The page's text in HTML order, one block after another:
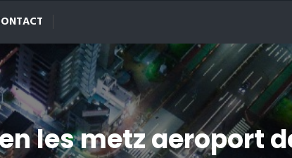
les metz aeroport